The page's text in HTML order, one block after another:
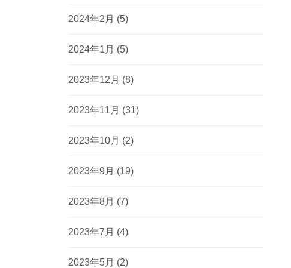
2024年2月 (5)
2024年1月 (5)
2023年12月 (8)
2023年11月 (31)
2023年10月 (2)
2023年9月 (19)
2023年8月 (7)
2023年7月 (4)
2023年5月 (2)